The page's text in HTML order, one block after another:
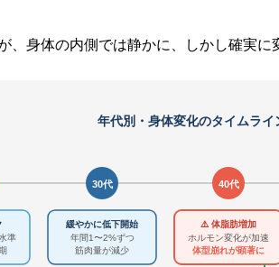
身体の内側では静かに、しかし確実に
年代別・身体変化のタイムライ
30代 40代
準
緩やかに低下開始
年間1〜2%ずつ
筋肉量が減少
⚠️ 体脂肪増加
ホルモン変化が加速
体型崩れが顕著に